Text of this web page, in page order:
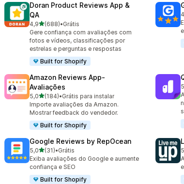
Doran Product Reviews App &
QA
4,9de 5 estrelas
(688)
688 avaliações ao todo
•Grátis
Gere confiança com avaliações com
fotos e vídeos, classificações por
estrelas e perguntas e respostas
Built for Shopify
Amazon Reviews App‑
Avaliações
5,0de 5 estrelas
(184)
184 avaliações ao todo
•Grátis para instalar
Importe avaliações da Amazon.
Mostrar feedback do vendedor.
Built for Shopify
Google Reviews by RepOcean
5,0de 5 estrelas
(31)
31 avaliações ao todo
•Grátis
Exiba avaliações do Google e aumente
confiança e SEO
Built for Shopify